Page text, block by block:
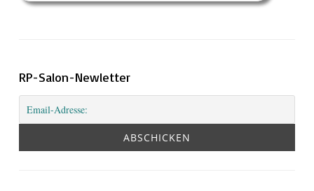
RP-Salon-Newletter